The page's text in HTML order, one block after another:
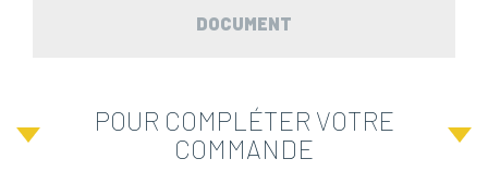
DOCUMENT
POUR COMPLÉTER VOTRE
COMMANDE